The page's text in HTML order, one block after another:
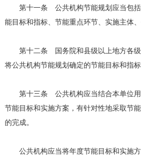
第十一条 公共机构节能规划应当包括
能目标和指标、节能重点环节、实施主体
第十二条 国务院和县级以上地方各级
将公共机构节能规划确定的节能目标和指
第十三条 公共机构应当结合本单位用
节能目标和实施方案，有针对性地采取节
的完成。
公共机构应当将年度节能目标和实施方